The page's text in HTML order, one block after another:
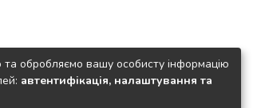
обробляємо вашу особисту інформацію
автентифікація, налаштування та